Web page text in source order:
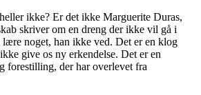
ikke? Er det ikke Marguerite Duras,
skriver om en dreng der ikke vil gå i
noget, han ikke ved. Det er en klog
give os ny erkendelse. Det er en
forestilling, der har overlevet fra